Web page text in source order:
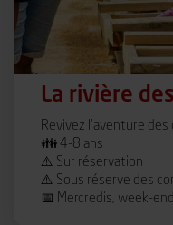
La rivière
Revivez l’aventure
👪 4-8 ans
⚠️ Sur réservation
⚠️ Sous réserve des
📅 Mercredis, week-